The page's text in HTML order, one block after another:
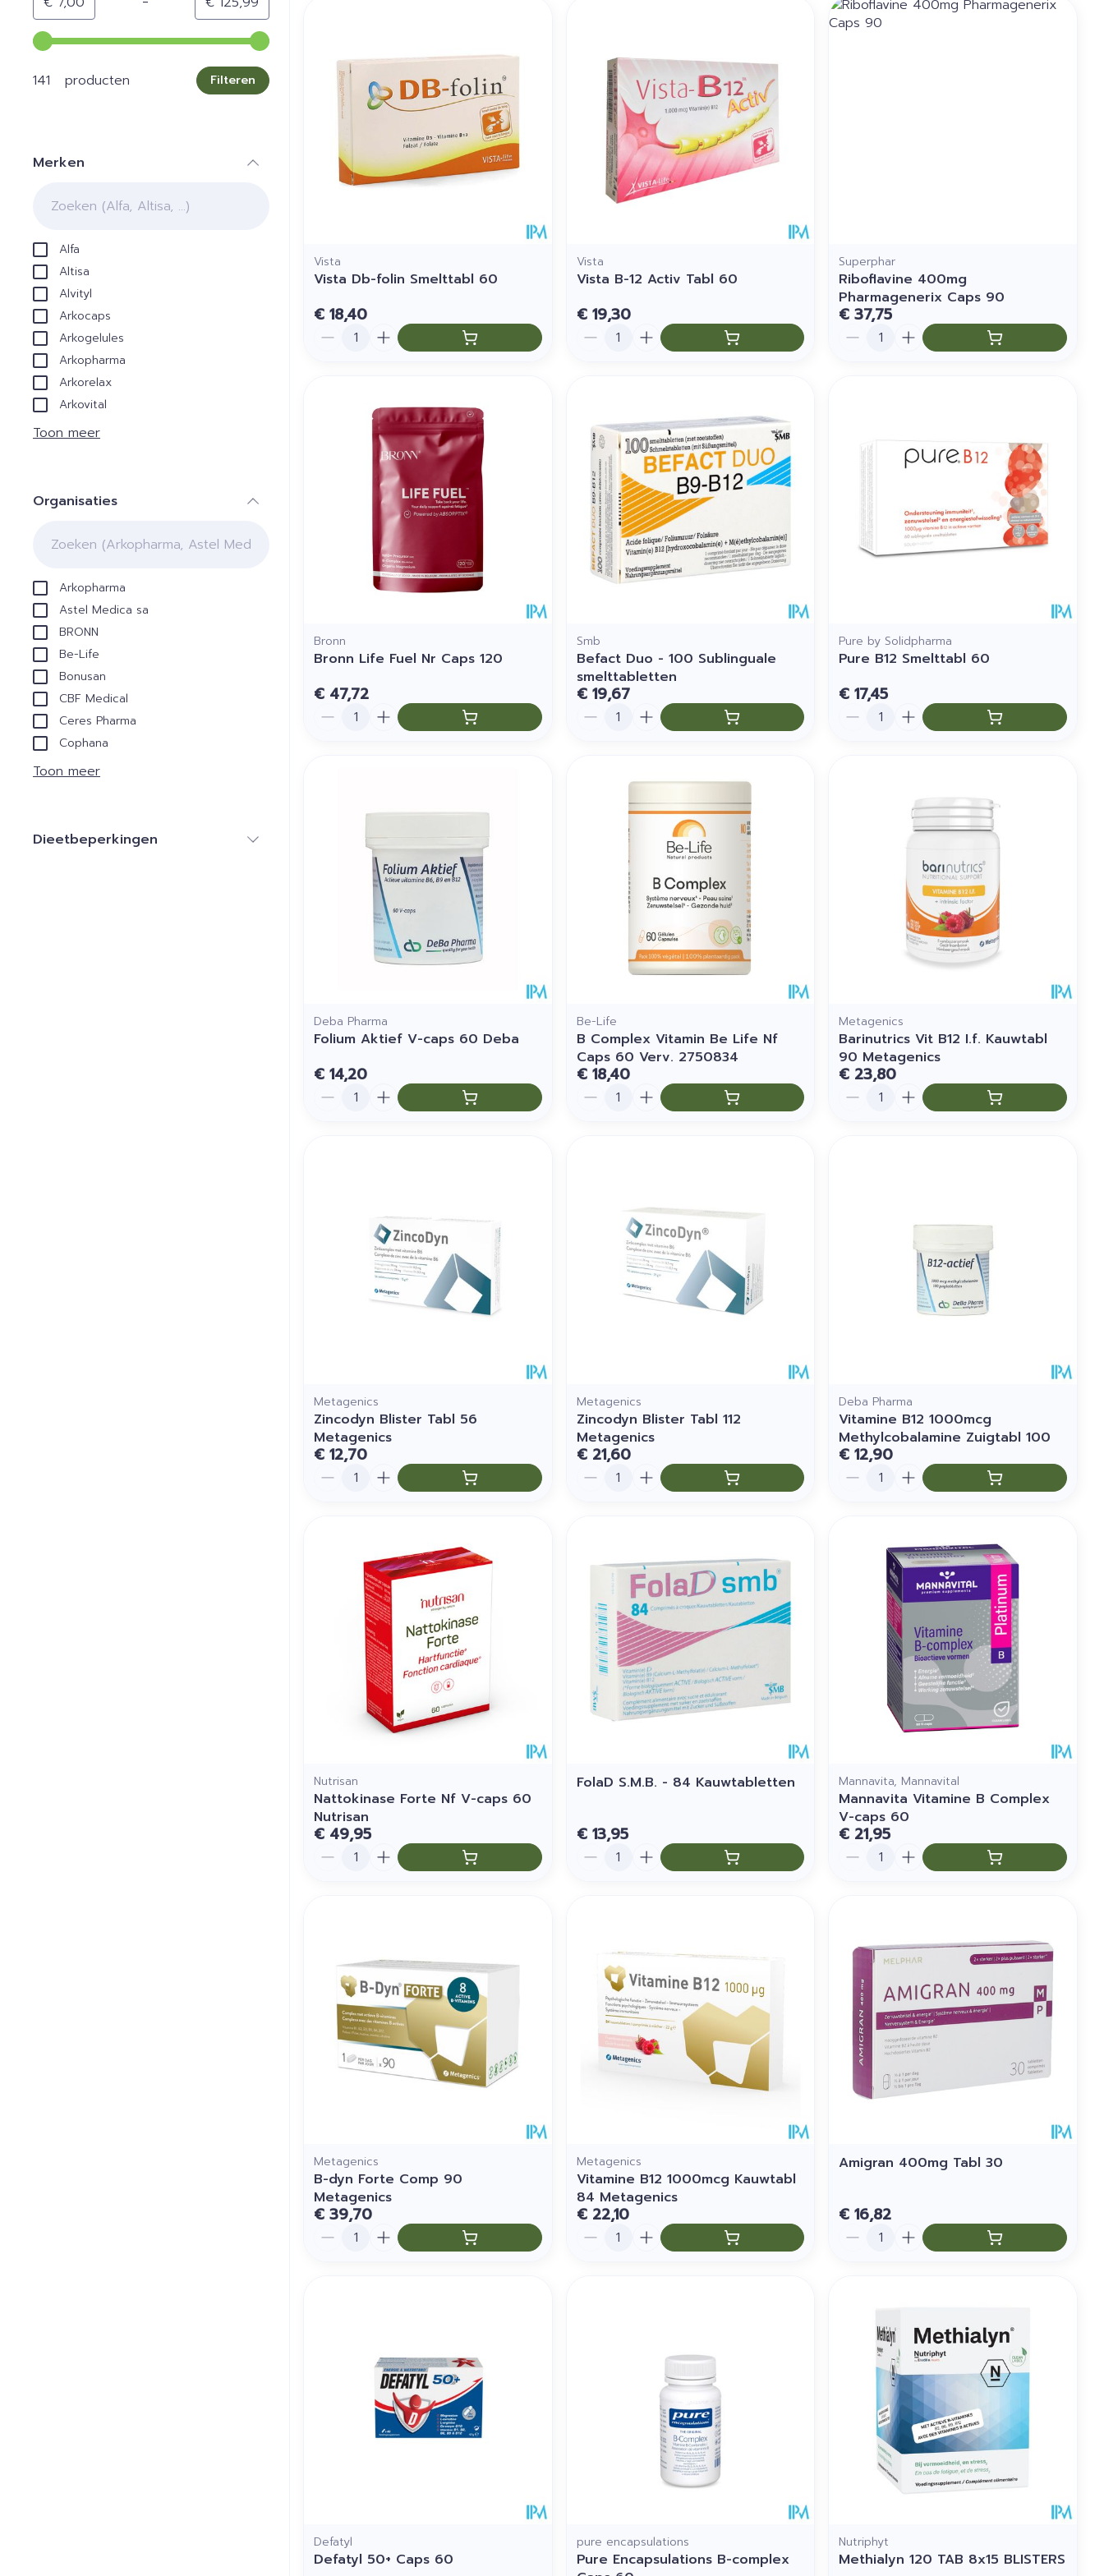
Gebruik de pijltjestoetsen links en rechts om de minimale en maximale prijswaarden aan te passen.
141 producten
Filteren
Merken
Alfa
Altisa
Alvityl
Arkocaps
Arkogelules
Arkopharma
Arkorelax
Arkovital
Toon meer
Organisaties
Arkopharma
Astel Medica sa
BRONN
Be-Life
Bonusan
CBF Medical
Ceres Pharma
Cophana
Toon meer
Dieetbeperkingen
Vista
Vista Db-folin Smelttabl 60
€ 18,40
Aantal
Vista
Vista B-12 Activ Tabl 60
€ 19,30
Aantal
Superphar
Riboflavine 400mg
Pharmagenerix Caps 90
€ 37,75
Aantal
Bronn
Bronn Life Fuel Nr Caps 120
€ 47,72
Aantal
Smb
Befact Duo - 100 Sublinguale
smelttabletten
€ 19,67
Aantal
Pure by Solidpharma
Pure B12 Smelttabl 60
€ 17,45
Aantal
Deba Pharma
Folium Aktief V-caps 60 Deba
€ 14,20
Aantal
Be-Life
B Complex Vitamin Be Life Nf
Caps 60 Verv. 2750834
€ 18,40
Aantal
Metagenics
Barinutrics Vit B12 I.f. Kauwtabl
90 Metagenics
€ 23,80
Aantal
Metagenics
Zincodyn Blister Tabl 56
Metagenics
€ 12,70
Aantal
Metagenics
Zincodyn Blister Tabl 112
Metagenics
€ 21,60
Aantal
Deba Pharma
Vitamine B12 1000mcg
Methylcobalamine Zuigtabl 100
€ 12,90
Aantal
Nutrisan
Nattokinase Forte Nf V-caps 60
Nutrisan
€ 49,95
Aantal
FolaD S.M.B. - 84 Kauwtabletten
€ 13,95
Aantal
Mannavita, Mannavital
Mannavita Vitamine B Complex
V-caps 60
€ 21,95
Aantal
Metagenics
B-dyn Forte Comp 90
Metagenics
€ 39,70
Aantal
Metagenics
Vitamine B12 1000mcg Kauwtabl
84 Metagenics
€ 22,10
Aantal
Amigran 400mg Tabl 30
€ 16,82
Aantal
Defatyl
Defatyl 50+ Caps 60
pure encapsulations
Pure Encapsulations B-complex
Nutriphyt
Methialyn 120 TAB 8x15 BLISTERS